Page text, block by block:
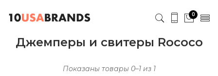
0
Джемперы и свитеры Rococo
Показаны товары 0–1 из 1